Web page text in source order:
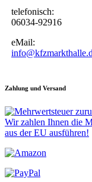
telefonisch:
06034-92916
eMail:
Zahlung und Versand
Wir zahlen Ihnen die
aus der EU ausführen!